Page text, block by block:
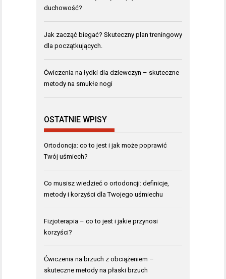
duchowość?
Jak zacząć biegać? Skuteczny plan treningowy
dla początkujących.
Ćwiczenia na łydki dla dziewczyn – skuteczne
metody na smukłe nogi
OSTATNIE WPISY
Ortodoncja: co to jest i jak może poprawić
Twój uśmiech?
Co musisz wiedzieć o ortodoncji: definicje,
metody i korzyści dla Twojego uśmiechu
Fizjoterapia – co to jest i jakie przynosi
korzyści?
Ćwiczenia na brzuch z obciążeniem –
skuteczne metody na płaski brzuch